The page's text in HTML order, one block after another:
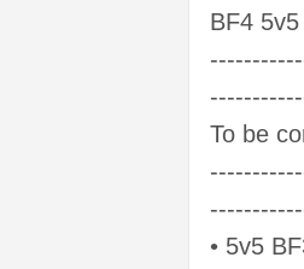
BF4 5v5
To be
• 5v5